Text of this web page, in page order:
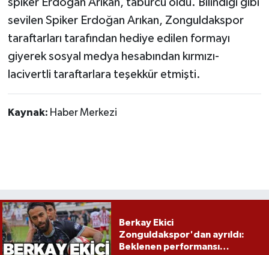
spiker Erdoğan Arıkan, taburcu oldu. Bilindiği gibi
sevilen Spiker Erdoğan Arıkan, Zonguldakspor
taraftarları tarafından hediye edilen formayı
giyerek sosyal medya hesabından kırmızı-
lacivertli taraftarlara teşekkür etmişti.
Kaynak: Haber Merkezi
Berkay Ekici
Zonguldakspor'dan ayrıldı:
Beklenen performansı
Kilimli
Kültür - Sanat
Politika
Sağlık
SİYASET